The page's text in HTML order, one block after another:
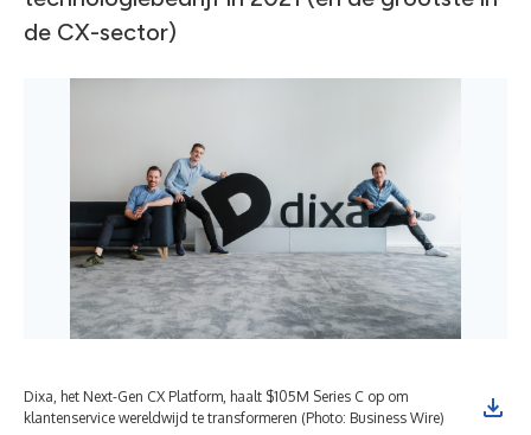
de CX-sector)
Dixa, het Next-Gen CX Platform, haalt $105M Series C op om
klantenservice wereldwijd te transformeren (Photo: Business Wire)